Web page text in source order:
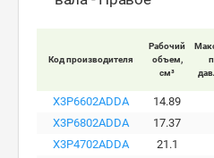
Код производителя
Рабочий
объем,
см³
X3P6602ADDA 14.89
X3P6802ADDA
17.37
X3P4702ADDA
21.1